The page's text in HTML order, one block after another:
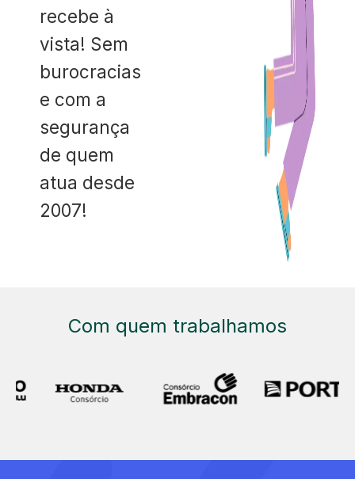
recebe à
vista! Sem
burocracias
e com a
segurança
de quem
atua desde
2007!
Com quem trabalhamos